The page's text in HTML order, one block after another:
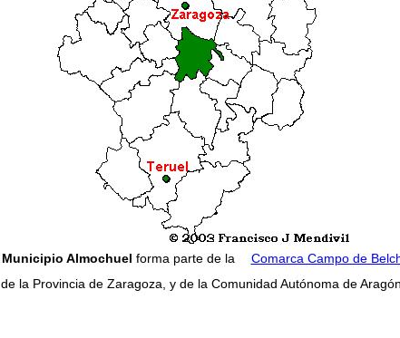
Municipio Almochuel forma parte de la Comarca Campo de
de la Provincia de Zaragoza, y de la Comunidad Autónoma de